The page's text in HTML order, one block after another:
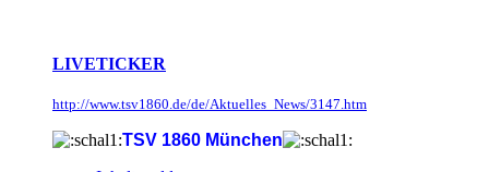
LIVETICKER
http://www.tsv1860.de/de/Aktuelles_News/3147.htm
TSV 1860 München